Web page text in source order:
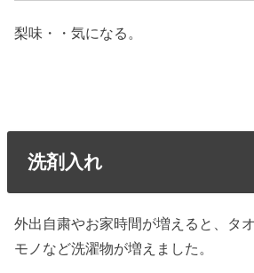
梨味・・気になる。
洗剤入れ
外出自粛やお家時間が増えると、タ
モノなど洗濯物が増えました。